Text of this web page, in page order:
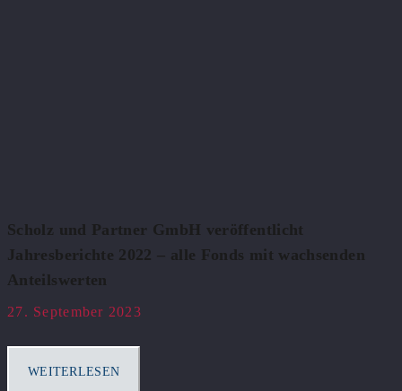
Scholz und Partner GmbH veröffentlicht
Jahresberichte 2022 – alle Fonds mit wachsenden
Anteilswerten
27. September 2023
WEITERLESEN